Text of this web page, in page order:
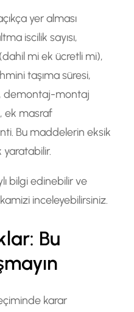
yer alması
iscilik sayısı,
mi ek ücretli mi),
taşıma süresi,
demontaj-montaj
ek masraf
Bu maddelerin eksik
yaratabilir.
bilgi edinebilir ve
inceleyebilirsiniz.
Bu
karar